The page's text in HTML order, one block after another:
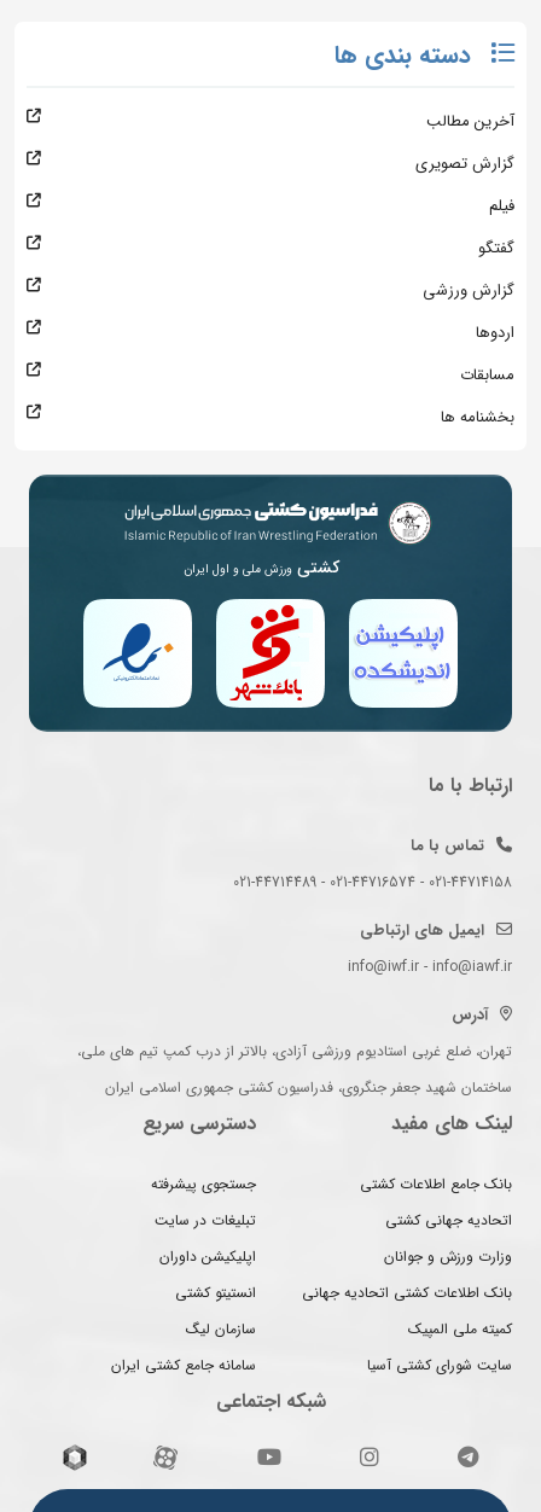
دسته بندی ها
آخرین مطالب
گزارش تصویری
فیلم
گفتگو
گزارش ورزشی
اردوها
مسابقات
بخشنامه ها
کشتی ورزش ملی و اول ایران
ارتباط با ما
تماس با ما
021-44714158 - 021-44716574 - 021-44714489
ایمیل های ارتباطی
info@iwf.ir - info@iawf.ir
آدرس
تهران، ضلع غربی استادیوم ورزشی آزادی، بالاتر از درب کمپ تیم های ملی،
ساختمان شهید جعفر جنگروی، فدراسیون کشتی جمهوری اسلامی ایران
لینک های مفید
بانک جامع اطلاعات کشتی
اتحادیه جهانی کشتی
وزارت ورزش و جوانان
بانک اطلاعات کشتی اتحادیه جهانی
کمیته ملی المپیک
سایت شورای کشتی آسیا
دسترسی سریع
جستجوی پیشرفته
تبلیغات در سایت
اپلیکیشن داوران
انستیتو کشتی
سازمان لیگ
سامانه جامع کشتی ایران
شبکه اجتماعی